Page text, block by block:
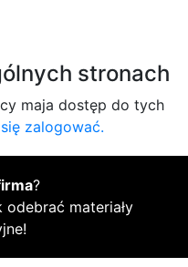
stronach
maja dostęp do tych
zalogować.
?
odebrać materiały